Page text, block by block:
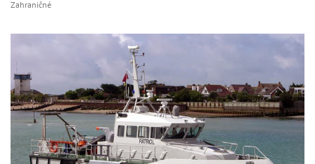
Zahraničné